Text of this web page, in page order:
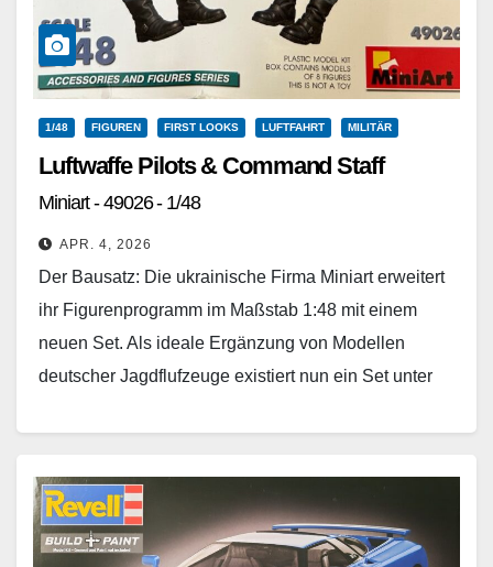
1/48 FIGUREN FIRST LOOKS LUFTFAHRT MILITÄR
Luftwaffe Pilots & Command Staff
Miniart - 49026 - 1/48
APR. 4, 2026
Der Bausatz: Die ukrainische Firma Miniart erweitert
ihr Figurenprogramm im Maßstab 1:48 mit einem
neuen Set. Als ideale Ergänzung von Modellen
deutscher Jagdflufzeuge existiert nun ein Set unter